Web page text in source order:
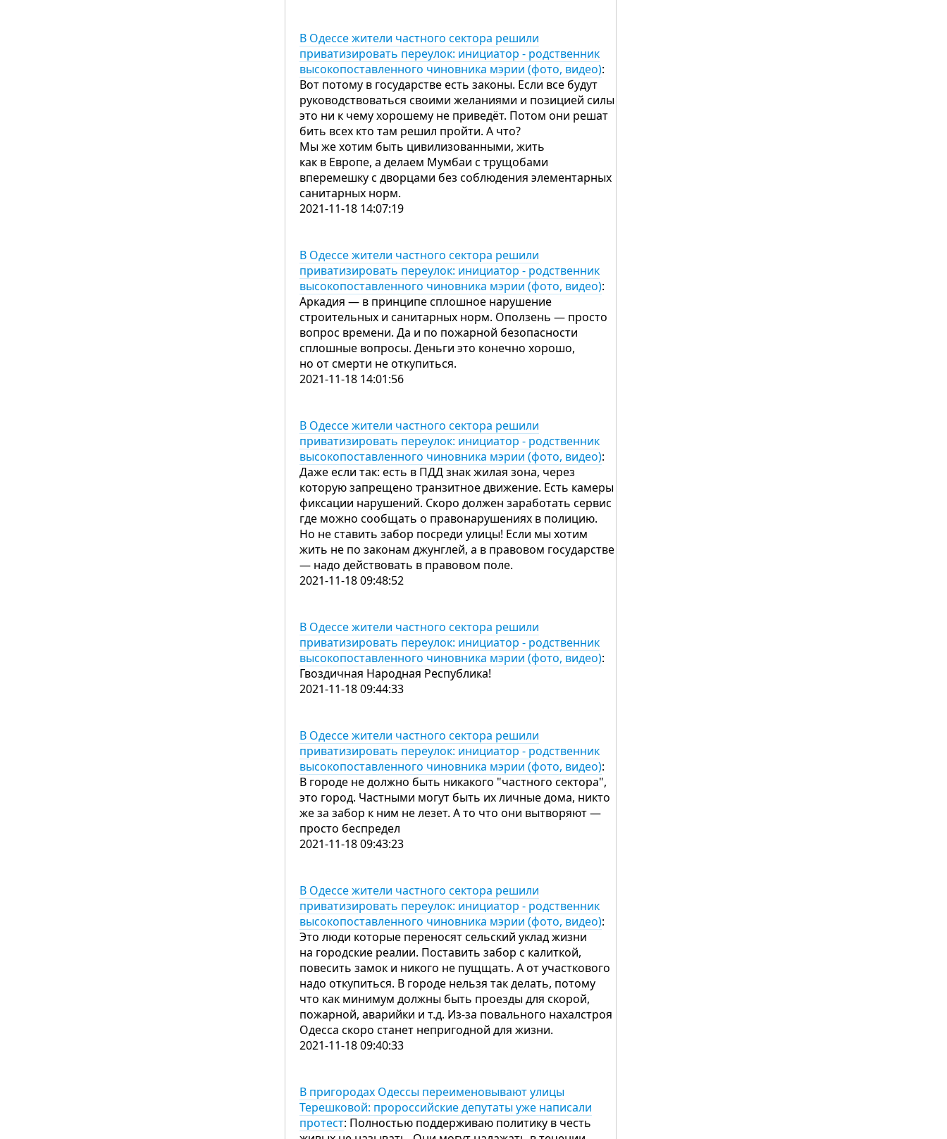
В Одессе жители частного сектора решили
приватизировать переулок: инициатор - родственник
высокопоставленного чиновника мэрии (фото, видео):
Вот потому в государстве есть законы. Если все будут
руководствоваться своими желаниями и позицией силы
это ни к чему хорошему не приведёт. Потом они решат
бить всех кто там решил пройти. А что?
Мы же хотим быть цивилизованными, жить
как в Европе, а делаем Мумбаи с трущобами
вперемешку с дворцами без соблюдения элементарных
санитарных норм.
2021-11-18 14:07:19
В Одессе жители частного сектора решили
приватизировать переулок: инициатор - родственник
высокопоставленного чиновника мэрии (фото, видео):
Аркадия — в принципе сплошное нарушение
строительных и санитарных норм. Оползень — просто
вопрос времени. Да и по пожарной безопасности
сплошные вопросы. Деньги это конечно хорошо,
но от смерти не откупиться.
2021-11-18 14:01:56
В Одессе жители частного сектора решили
приватизировать переулок: инициатор - родственник
высокопоставленного чиновника мэрии (фото, видео):
Даже если так: есть в ПДД знак жилая зона, через
которую запрещено транзитное движение. Есть камеры
фиксации нарушений. Скоро должен заработать сервис
где можно сообщать о правонарушениях в полицию.
Но не ставить забор посреди улицы! Если мы хотим
жить не по законам джунглей, а в правовом государстве
— надо действовать в правовом поле.
2021-11-18 09:48:52
В Одессе жители частного сектора решили
приватизировать переулок: инициатор - родственник
высокопоставленного чиновника мэрии (фото, видео):
Гвоздичная Народная Республика!
2021-11-18 09:44:33
В Одессе жители частного сектора решили
приватизировать переулок: инициатор - родственник
высокопоставленного чиновника мэрии (фото, видео):
В городе не должно быть никакого "частного сектора",
это город. Частными могут быть их личные дома, никто
же за забор к ним не лезет. А то что они вытворяют —
просто беспредел
2021-11-18 09:43:23
В Одессе жители частного сектора решили
приватизировать переулок: инициатор - родственник
высокопоставленного чиновника мэрии (фото, видео):
Это люди которые переносят сельский уклад жизни
на городские реалии. Поставить забор с калиткой,
повесить замок и никого не пущщать. А от участкового
надо откупиться. В городе нельзя так делать, потому
что как минимум должны быть проезды для скорой,
пожарной, аварийки и т.д. Из-за повального нахалстроя
Одесса скоро станет непригодной для жизни.
2021-11-18 09:40:33
В пригородах Одессы переименовывают улицы
Терешковой: пророссийские депутаты уже написали
протест: Полностью поддерживаю политику в честь